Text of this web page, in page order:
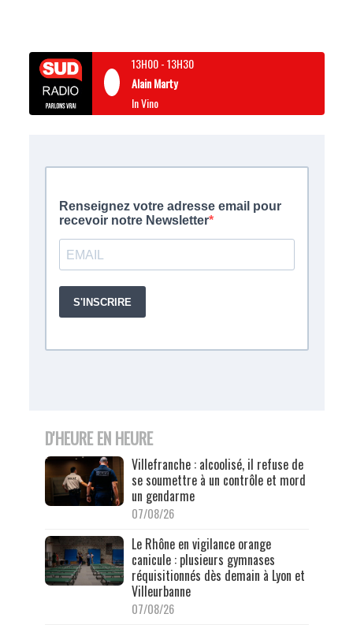
13H00-13H30
Alain Marty
In Vino
D'HEURE EN HEURE
Villefranche : alcoolisé, il refuse de
se soumettre à un contrôle et mord
un gendarme
07/08/26
Le Rhône en vigilance orange
canicule : plusieurs gymnases
réquisitionnés dès demain à Lyon et
Villeurbanne
07/08/26